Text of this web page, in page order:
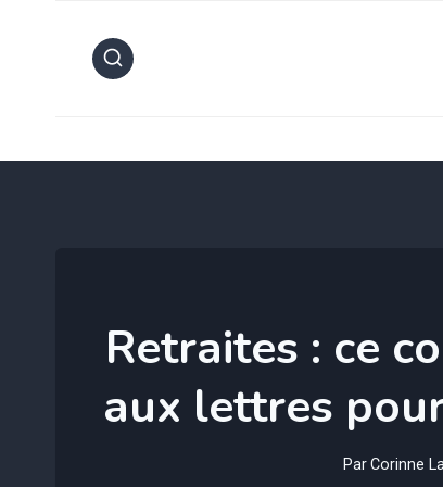
Retraites : ce
aux lettres
ParCorinne